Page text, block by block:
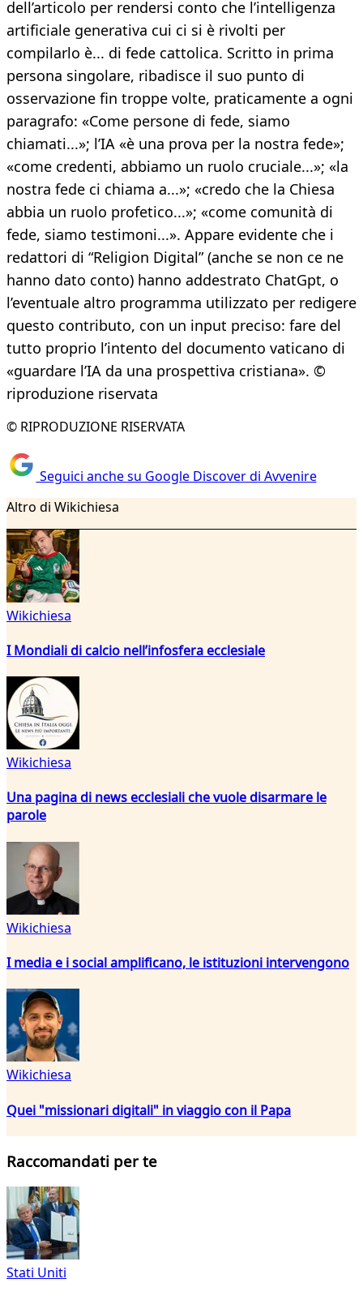
dell’articolo per rendersi conto che l’intelligenza
artificiale generativa cui ci si è rivolti per
compilarlo è... di fede cattolica. Scritto in prima
persona singolare, ribadisce il suo punto di
osservazione fin troppe volte, praticamente a ogni
paragrafo: «Come persone di fede, siamo
chiamati...»; l’IA «è una prova per la nostra fede»;
«come credenti, abbiamo un ruolo cruciale...»; «la
nostra fede ci chiama a...»; «credo che la Chiesa
abbia un ruolo profetico...»; «come comunità di
fede, siamo testimoni...». Appare evidente che i
redattori di “Religion Digital” (anche se non ce ne
hanno dato conto) hanno addestrato ChatGpt, o
l’eventuale altro programma utilizzato per redigere
questo contributo, con un input preciso: fare del
tutto proprio l’intento del documento vaticano di
«guardare l’IA da una prospettiva cristiana». ©
riproduzione riservata
© RIPRODUZIONE RISERVATA
Seguici anche su Google Discover di Avvenire
Altro di Wikichiesa
Wikichiesa
I Mondiali di calcio nell’infosfera ecclesiale
Wikichiesa
Una pagina di news ecclesiali che vuole disarmare le
parole
Wikichiesa
I media e i social amplificano, le istituzioni intervengono
Wikichiesa
Quei "missionari digitali" in viaggio con il Papa
Raccomandati per te
Stati Uniti